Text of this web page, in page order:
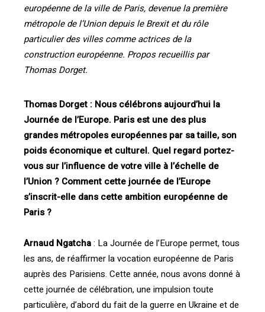
européenne de la ville de Paris, devenue lapremière
métropole de l’Union depuis le Brexitet durôle
particulier des villes comme actrices de la
construction européenne. Propos recueillis par
Thomas Dorget.
Thomas Dorget : Nous célébrons aujourd’hui la
Journée de l’Europe. Paris est une des plus
grandes métropoles européennes par sa taille, son
poids économique et culturel. Quel regard portez-
vous sur l’influence de votre ville à l’échelle de
l’Union ? Comment cette journée de l’Europe
s’inscrit-elle dans cette ambition européenne de
Paris ?
Arnaud Ngatcha: La Journée de l’Europe permet, tous
les ans, de réaffirmer la vocation européenne de Paris
auprès des Parisiens. Cette année, nous avons donné à
cette journée de célébration, une impulsion toute
particulière, d’abord du fait de la guerre en Ukraine et de